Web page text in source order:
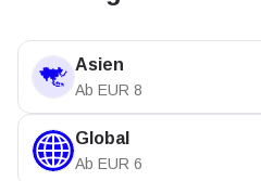
Asien
Ab EUR 8
Global
Ab EUR 6